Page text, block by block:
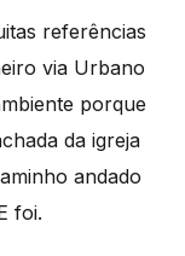
referências
via Urbano
porque
da igreja
andado
foi.